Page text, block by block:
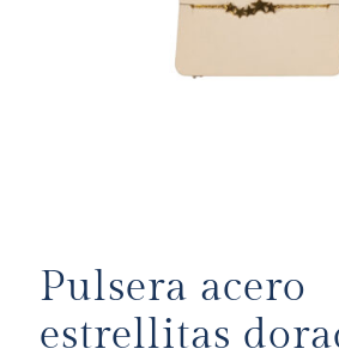
Pulsera acero
estrellitas